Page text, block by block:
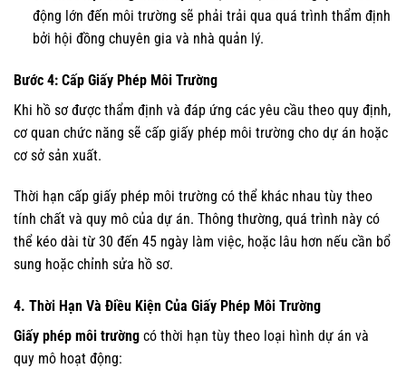
động lớn đến môi trường sẽ phải trải qua quá trình thẩm định
bởi hội đồng chuyên gia và nhà quản lý.
Bước 4: Cấp Giấy Phép Môi Trường
Khi hồ sơ được thẩm định và đáp ứng các yêu cầu theo quy định,
cơ quan chức năng sẽ cấp giấy phép môi trường cho dự án hoặc
cơ sở sản xuất.
Thời hạn cấp giấy phép môi trường có thể khác nhau tùy theo
tính chất và quy mô của dự án. Thông thường, quá trình này có
thể kéo dài từ 30 đến 45 ngày làm việc, hoặc lâu hơn nếu cần bổ
sung hoặc chỉnh sửa hồ sơ.
4. Thời Hạn Và Điều Kiện Của Giấy Phép Môi Trường
Giấy phép môi trường có thời hạn tùy theo loại hình dự án và
quy mô hoạt động: